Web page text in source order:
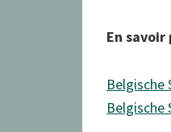
En savoir
Belgische
Belgische